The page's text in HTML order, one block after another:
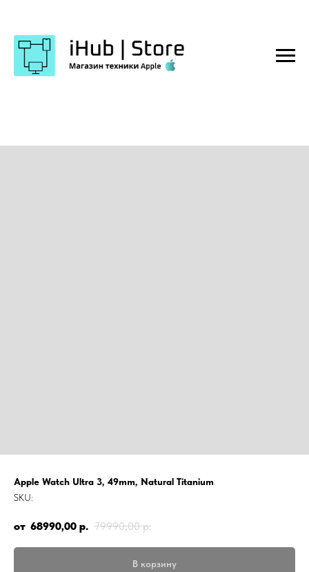
Apple Watch Ultra 3, 49mm, Natural Titanium
SKU:
68990,00 р. 79990,00 р.
В корзину